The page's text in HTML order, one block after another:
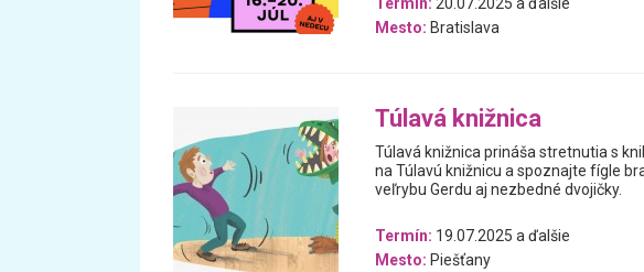
Mesto: Bratislava
Túlavá knižnica
Túlavá knižnica prináša stretnutia s
na Túlavú knižnicu a spoznajte fígle
veľrybu Gerdu aj nezbedné dvojičky.
Termín: 19.07.2025 a ďalšie
Mesto: Piešťany